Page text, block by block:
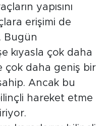
yapısını
erişimi de
Bugün
kıyasla çok daha
çok daha geniş bir
Ancak bu
hareket etme